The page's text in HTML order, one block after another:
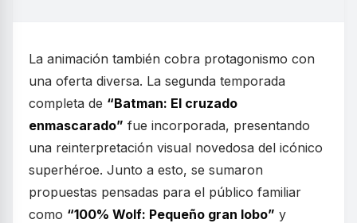
La animación también cobra protagonismo con
una oferta diversa. La segunda temporada
completa de “Batman: El cruzado
enmascarado” fue incorporada, presentando
una reinterpretación visual novedosa del icónico
superhéroe. Junto a esto, se sumaron
propuestas pensadas para el público familiar
como “100% Wolf: Pequeño gran lobo” y